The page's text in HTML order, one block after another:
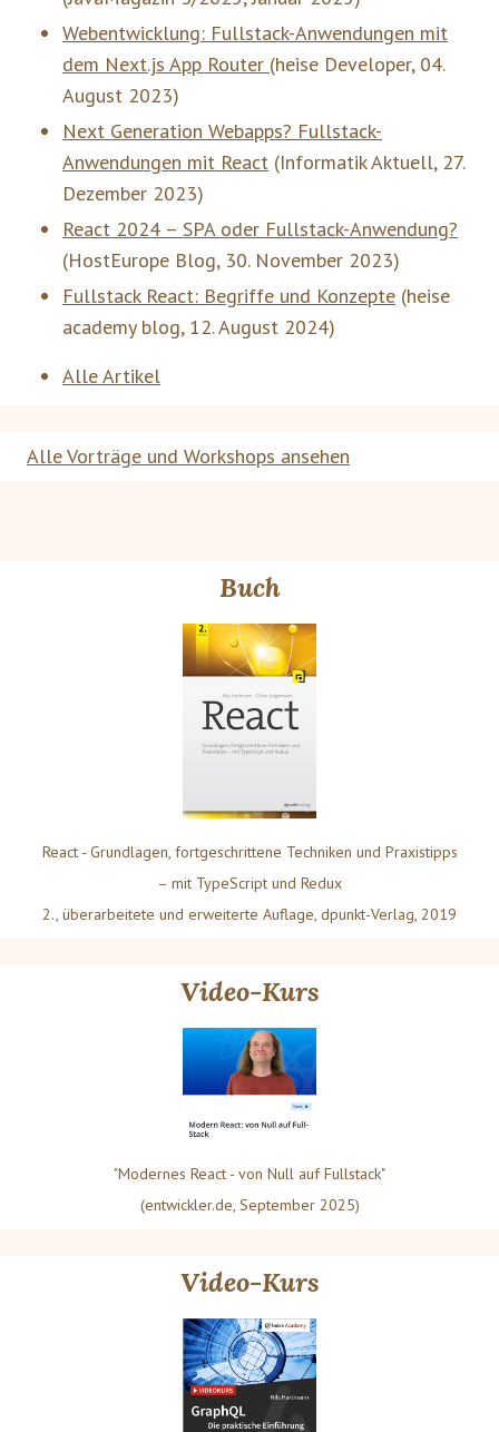
Webentwicklung: Fullstack-Anwendungen mit
dem Next.js App Router (heise Developer, 04.
August 2023)
Next Generation Webapps? Fullstack-
Anwendungen mit React (Informatik Aktuell, 27.
Dezember 2023)
React 2024 – SPA oder Fullstack-Anwendung?
(HostEurope Blog, 30. November 2023)
Fullstack React: Begriffe und Konzepte (heise
academy blog, 12. August 2024)
Alle Artikel
Alle Vorträge und Workshops ansehen
Buch
React - Grundlagen, fortgeschrittene Techniken und Praxistipps
– mit TypeScript und Redux
2., überarbeitete und erweiterte Auflage, dpunkt-Verlag, 2019
Video-Kurs
"Modernes React - von Null auf Fullstack"
(entwickler.de, September 2025)
Video-Kurs